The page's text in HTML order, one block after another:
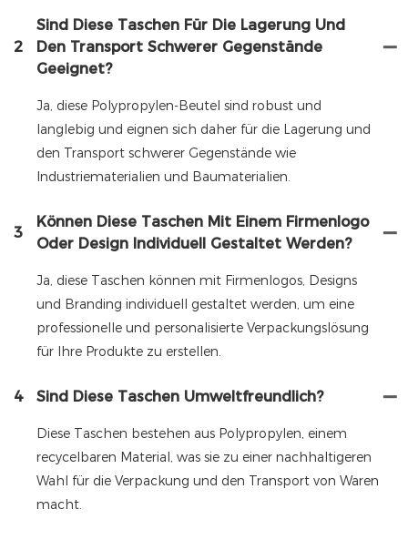
2
Sind Diese Taschen Für Die Lagerung Und
Den Transport Schwerer Gegenstände
Geeignet?
Ja, diese Polypropylen-Beutel sind robust und
langlebig und eignen sich daher für die Lagerung und
den Transport schwerer Gegenstände wie
Industriematerialien und Baumaterialien.
3
Können Diese Taschen Mit Einem Firmenlogo
Oder Design Individuell Gestaltet Werden?
Ja, diese Taschen können mit Firmenlogos, Designs
und Branding individuell gestaltet werden, um eine
professionelle und personalisierte Verpackungslösung
für Ihre Produkte zu erstellen.
4 Sind Diese Taschen Umweltfreundlich?
Diese Taschen bestehen aus Polypropylen, einem
recycelbaren Material, was sie zu einer nachhaltigeren
Wahl für die Verpackung und den Transport von Waren
macht.